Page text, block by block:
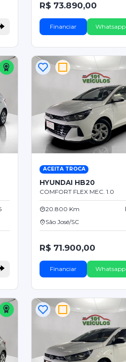
R$ 73.890,00
Financiar Whatsapp
ACEITA TROCA
HYUNDAI HB20
COMFORT FLEX MEC. 1.0
20.800 Km
São José/SC
R$ 71.900,00
Financiar Whatsapp